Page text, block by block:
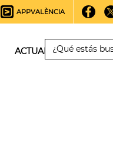
APPVALÈNCIA
ACTUALIDAD